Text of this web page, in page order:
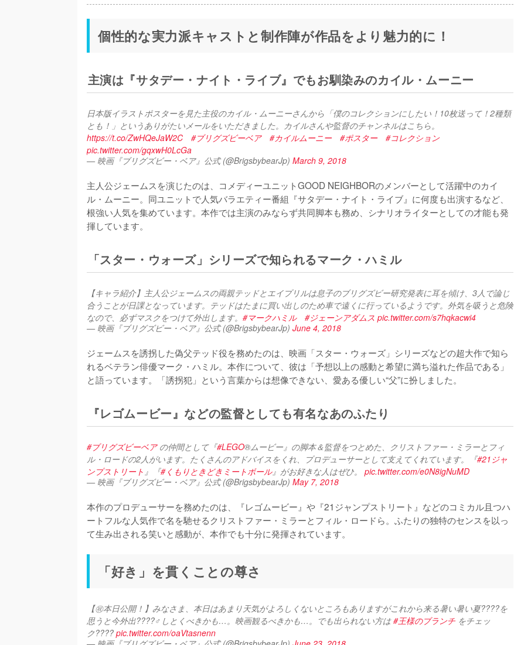
個性的な実力派キャストと制作陣が作品をより魅力的に！
主演は『サタデー・ナイト・ライブ』でもお馴染みのカイル・ムーニー
日本版イラストポスターを見た主役のカイル・ムーニーさんから「僕のコレクションにしたい！10枚送って！2種類
とも！」というありがたいメールをいただきました。カイルさんや監督のチャンネルはこちら。
https://t.co/ZwHQeJaW2C
#ブリグズビーベア #カイルムーニー #ポスター
#コレクション
pic.twitter.com/gqxwH0LcGa
— 映画『ブリグズビー・ベア』公式 (@BrigsbybearJp) March 9, 2018
主人公ジェームスを演じたのは、コメディーユニットGOOD NEIGHBORのメンバーとして活躍中のカイ
ル・ムーニー。同ユニットで人気バラエティー番組『サタデー・ナイト・ライブ』に何度も出演するなど、
根強い人気を集めています。本作では主演のみならず共同脚本も務め、シナリオライターとしての才能も発
揮しています。
「スター・ウォーズ」シリーズで知られるマーク・ハミル
【キャラ紹介】主人公ジェームスの両親テッドとエイプリルは息子のブリグズビー研究発表に耳を傾け、3人で論じ
合うことが日課となっています。テッドはたまに買い出しのため車で遠くに行っているようです。外気を吸うと危険
なので、必ずマスクをつけて外出します。 #マークハミル #ジェーンアダムス pic.twitter.com/s7hqkacwi4
— 映画『ブリグズビー・ベア』公式 (@BrigsbybearJp) June 4, 2018
ジェームスを誘拐した偽父テッド役を務めたのは、映画「スター・ウォーズ」シリーズなどの超大作で知ら
れるベテラン俳優マーク・ハミル。本作について、彼は「予想以上の感動と希望に満ち溢れた作品である」
と語っています。「誘拐犯」という言葉からは想像できない、愛ある優しい“父”に扮しました。
『レゴムービー』などの監督としても有名なあのふたり
#ブリグズビーベア の仲間として『#LEGO®ムービー』の脚本＆監督をつとめた、クリストファー・ミラーとフィ
ル・ロードの2人がいます。たくさんのアドバイスをくれ、プロデューサーとして支えてくれています。『#21ジャ
ンプストリート 』『#くもりときどきミートボール』がお好きな人はぜひ。 pic.twitter.com/e0N8igNuMD
— 映画『ブリグズビー・ベア』公式 (@BrigsbybearJp) May 7, 2018
本作のプロデューサーを務めたのは、『レゴムービー』や『21ジャンプストリート』などのコミカル且つハ
ートフルな人気作で名を馳せるクリストファー・ミラーとフィル・ロードら。ふたりの独特のセンスを以っ
て生み出される笑いと感動が、本作でも十分に発揮されています。
「好き」を貫くことの尊さ
【㊗️本日公開！】みなさま、本日はあまり天気がよろしくないところもありますがこれから来る暑い暑い夏????を
思うと今外出????‍♂️しとくべきかも…。映画観るべきかも…。でも出られない方は #王様のブランチ をチェッ
ク???? pic.twitter.com/oaVtasnenn